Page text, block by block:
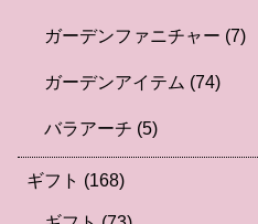
ガーデンファニチャー (7)
ガーデンアイテム (74)
バラアーチ (5)
ギフト (168)